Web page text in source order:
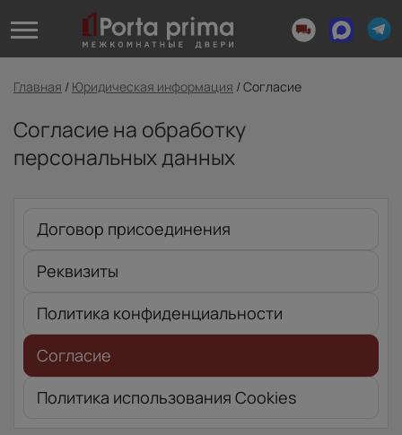
Главная / Юридическая информация /Согласие
Согласие на обработку
персональных данных
Договор присоединения
Реквизиты
Политика конфиденциальности
Согласие
Политика использования Cookies